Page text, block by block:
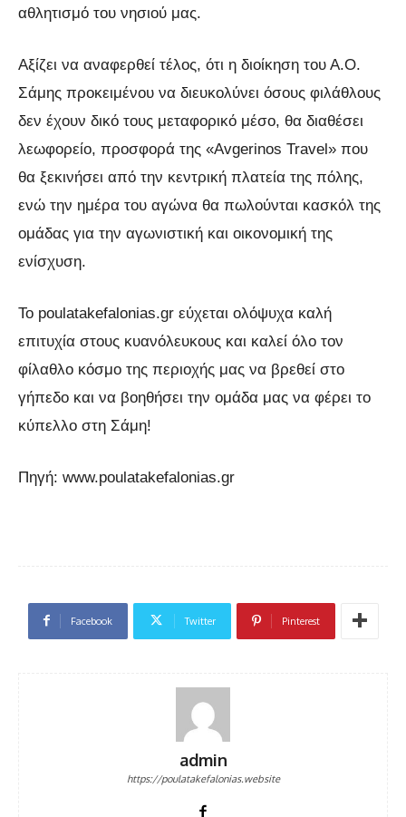
αθλητισμό του νησιού μας.
Αξίζει να αναφερθεί τέλος, ότι η διοίκηση του Α.Ο.
Σάμης προκειμένου να διευκολύνει όσους φιλάθλους
δεν έχουν δικό τους μεταφορικό μέσο, θα διαθέσει
λεωφορείο, προσφορά της «Avgerinos Travel» που
θα ξεκινήσει από την κεντρική πλατεία της πόλης,
ενώ την ημέρα του αγώνα θα πωλούνται κασκόλ της
ομάδας για την αγωνιστική και οικονομική της
ενίσχυση.
Το poulatakefalonias.gr εύχεται ολόψυχα καλή
επιτυχία στους κυανόλευκους και καλεί όλο τον
φίλαθλο κόσμο της περιοχής μας να βρεθεί στο
γήπεδο και να βοηθήσει την ομάδα μας να φέρει το
κύπελλο στη Σάμη!
Πηγή: www.poulatakefalonias.gr
Facebook Twitter Pinterest
admin
https://poulatakefalonias.website